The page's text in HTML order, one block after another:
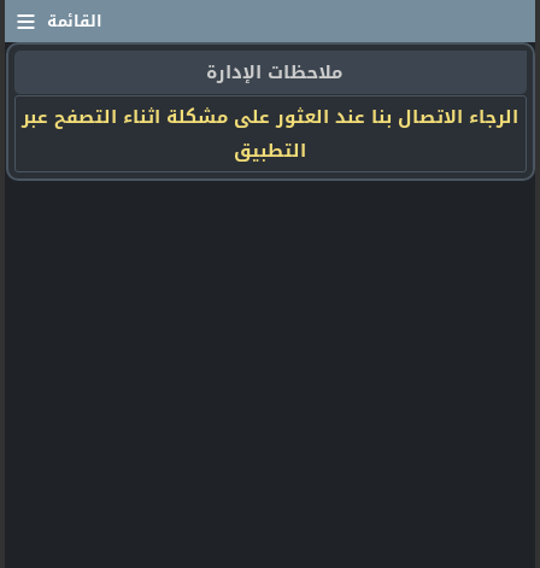
≡ القائمة
ملاحظات الإدارة
الرجاء الاتصال بنا عند العثور على مشكلة اثناء التصفح عبر
التطبيق